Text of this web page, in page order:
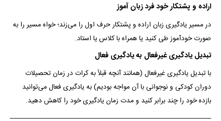
اراده و پشتکار خود فرد زبان آموز
در مسیر یادگیری زبان اراده و پشتکار حرف اول را می‌زند؛ خواه مسیر را به
صورت خودآموز طی کنید یا همراه با کلاس یا استاد.
تبدیل یادگیری غیرفعال به یادگیری فعال
با تبدیل یادگیری غیر‌فعال (همانند آنچه قبلاً به کرات در زمان تحصیلات
دوران کودکی و نوجوانی با آن مواجه بودیم) به یادگیری فعال می‌توانید
بازده خود را چند برابر کنید و مدت زمان یادگیری خود را کاهش دهید.